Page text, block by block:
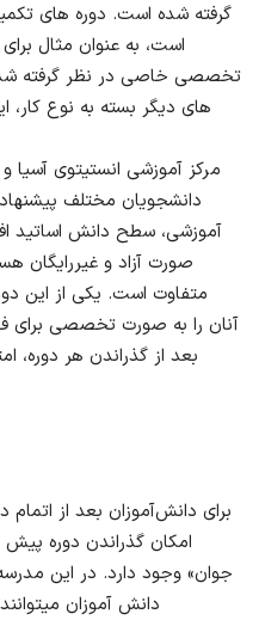
گرفته شده است. دوره های
است، به عنوان مثال
تخصصی خاصی در نظر گرفته
های دیگر بسته به نوع کار،
مرکز آموزشی انستیتوی آسیا و
دانشجویان مختلف
آموزشی، سطح دانش اساتید
صورت آزاد و غیررایگان
متفاوت است. یکی از این
آنان را به صورت تخصصی برای
بعد از گذراندن هر دوره،
برای دانش‌آموزان بعد از اتمام
امکان گذراندن دوره
جوان» وجود دارد. در این
دانش آموزان